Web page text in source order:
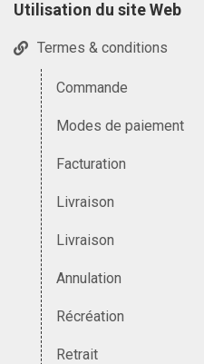
Utilisation du site Web
Termes & conditions
Commande
Modes de paiement
Facturation
Livraison
Livraison
Annulation
Récréation
Retrait